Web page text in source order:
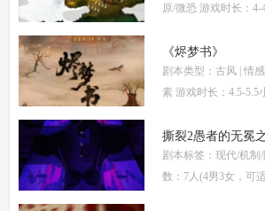
原/微恐 游戏时长：
体验测评内容，复盘
信公
《烬梦书》
剧本类型：古风 | 情
素 游戏时长：4.5-5.5
风故事、情感细腻、
梦
撕裂2愚者的无冕
剧本标签：现代/机制
数：7人(4男3女，可